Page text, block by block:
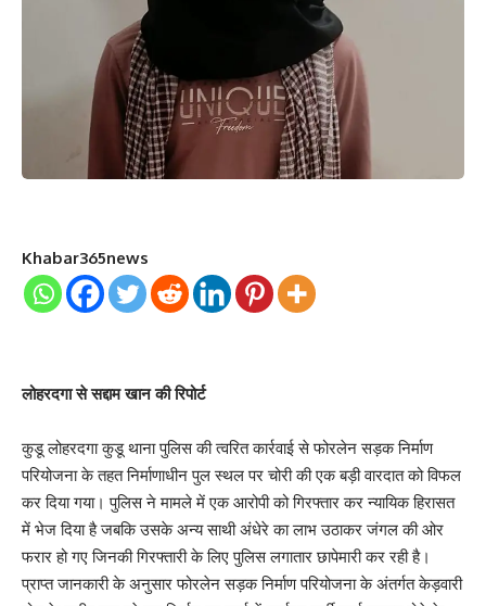
Khabar365news
लोहरदगा से सद्दाम खान की रिपोर्ट
कुडू लोहरदगा कुडू थाना पुलिस की त्वरित कार्रवाई से फोरलेन सड़क निर्माण
परियोजना के तहत निर्माणाधीन पुल स्थल पर चोरी की एक बड़ी वारदात को विफल
कर दिया गया। पुलिस ने मामले में एक आरोपी को गिरफ्तार कर न्यायिक हिरासत
में भेज दिया है जबकि उसके अन्य साथी अंधेरे का लाभ उठाकर जंगल की ओर
फरार हो गए जिनकी गिरफ्तारी के लिए पुलिस लगातार छापेमारी कर रही है।
प्राप्त जानकारी के अनुसार फोरलेन सड़क निर्माण परियोजना के अंतर्गत केड़वारी